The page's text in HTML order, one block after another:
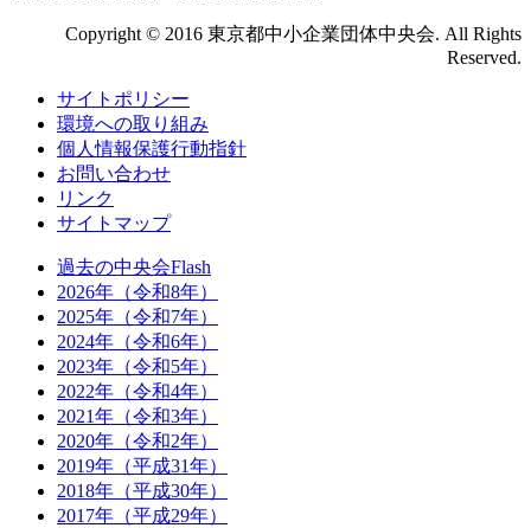
Copyright © 2016 東京都中小企業団体中央会. All Rights
Reserved.
サイトポリシー
環境への取り組み
個人情報保護行動指針
お問い合わせ
リンク
サイトマップ
過去の中央会Flash
2026年（令和8年）
2025年（令和7年）
2024年（令和6年）
2023年（令和5年）
2022年（令和4年）
2021年（令和3年）
2020年（令和2年）
2019年（平成31年）
2018年（平成30年）
2017年（平成29年）